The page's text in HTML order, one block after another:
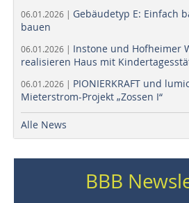
06.01.2026 | Gebäudetyp E: Einfach
bauen
06.01.2026 | Instone und Hofheimer
realisieren Haus mit
06.01.2026 | PIONIERKRAFT und
Mieterstrom-Projekt „Zossen I“
Alle News
BBB